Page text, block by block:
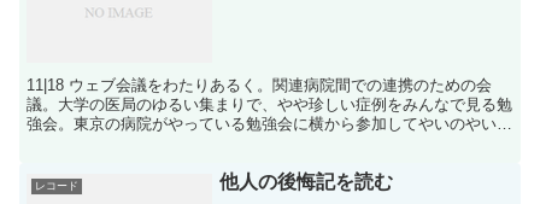
11|18 ウェブ会議をわたりあるく。関連病院間での連携のための会
議。大学の医局のゆるい集まりで、やや珍しい症例をみんなで見る勉
強会。東京の病院がやっている勉強会に横から参加してやいのやいの
レコード 他人の後悔記を読む